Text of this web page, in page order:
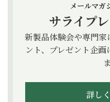
メールマガ
サライプ
新製品体験会や専門
ント、プレゼント企
詳し